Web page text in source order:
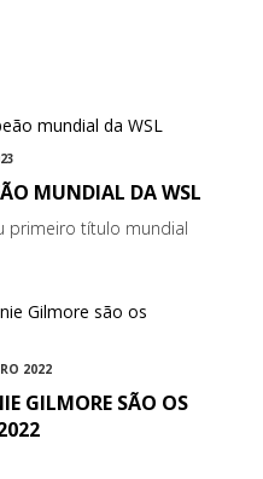
MUNDIAL DA WSL
primeiro título mundial
2022
GILMORE SÃO OS